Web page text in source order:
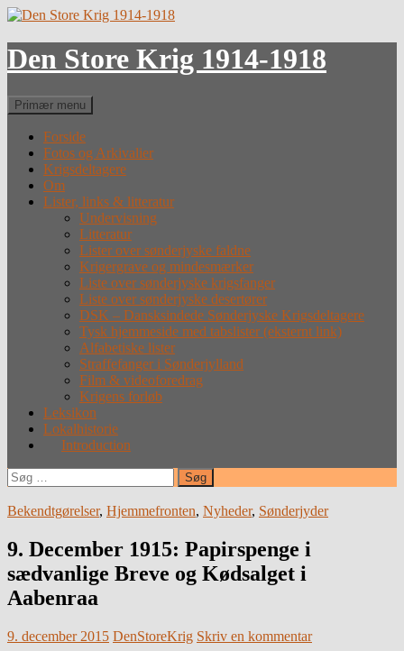
Hop
indhold
Den Store Krig 1914-1918
Søg
Primær menu
Forside
Fotos og Arkivalier
Krigsdeltagere
Om
Lister, links & litteratur
Undervisning
Litteratur
Lister over sønderjyske faldne
Krigergrave og mindesmærker
Liste over sønderjyske krigsfanger
Liste over sønderjyske desertører
DSK – Dansksindede Sønderjyske Krigsdeltagere
Tysk hjemmeside med tabslister (eksternt link)
Alfabetiske lister
Straffefanger i Sønderjylland
Film & videoforedrag
Krigens forløb
Leksikon
Lokalhistorie
Introduction
Søg
efter:
Bekendtgørelser, Hjemmefronten, Nyheder, Sønderjyder
9. December 1915: Papirspenge i
sædvanlige Breve og Kødsalget i
Aabenraa
9. december 2015 DenStoreKrig Skriv en kommentar